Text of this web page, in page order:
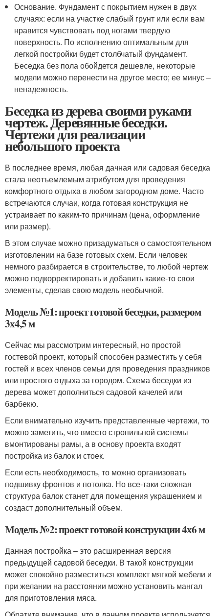
Основание. Фундамент с покрытием нужен в двух
случаях: если на участке слабый грунт или если вам
нравится чувствовать под ногами твердую
поверхность. По исполнению оптимальным для
легкой постройки будет столбчатый фундамент.
Беседка без пола обойдется дешевле, некоторые
модели можно перенести на другое место; ее минус –
ненадежность.
Беседка из дерева своими руками
чертеж. Деревянные беседки.
Чертежи для реализации
небольшого проекта
В последнее время, любая дачная или садовая беседка
стала неотъемлемым атрибутом для проведения
комфортного отдыха в любом загородном доме. Часто
встречаются случаи, когда готовая конструкция не
устраивает по каким-то причинам (цена, оформление
или размер).
В этом случае можно призадуматься о самостоятельном
изготовлении на базе готовых схем. Если человек
немного разбирается в строительстве, то любой чертеж
можно подкорректировать и добавить какие-то свои
элементы, сделав свою модель необычной.
Модель №1: проект готовой беседки, размером
3х4,5 м
Сейчас мы рассмотрим интересный, но простой
гостевой проект, который способен разместить у себя
гостей и всех членов семьи для проведения праздников
или простого отдыха за городом. Схема беседки из
дерева может дополниться садовой качелей или
барбекю.
Если внимательно изучить представленные чертежи, то
можно заметить, что вместо стропильной системы
вмонтированы рамы, а в основу проекта входят
постройка из балок и стоек.
Если есть необходимость, то можно организовать
подшивку фронтов и потолка. Но все-таки сложная
структура балок станет для помещения украшением и
создаст дополнительный объем.
Модель №2: проект готовой конструкции 4х6 м
Данная постройка – это расширенная версия
предыдущей садовой беседки. В такой конструкции
может спокойно разместиться комплект мягкой мебели и
при желании на расстоянии можно установить мангал
для приготовления мяса.